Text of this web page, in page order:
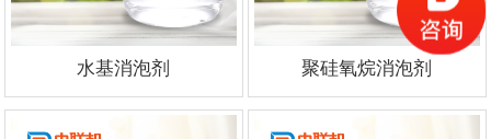
水基消泡剂 聚硅氧烷消泡剂